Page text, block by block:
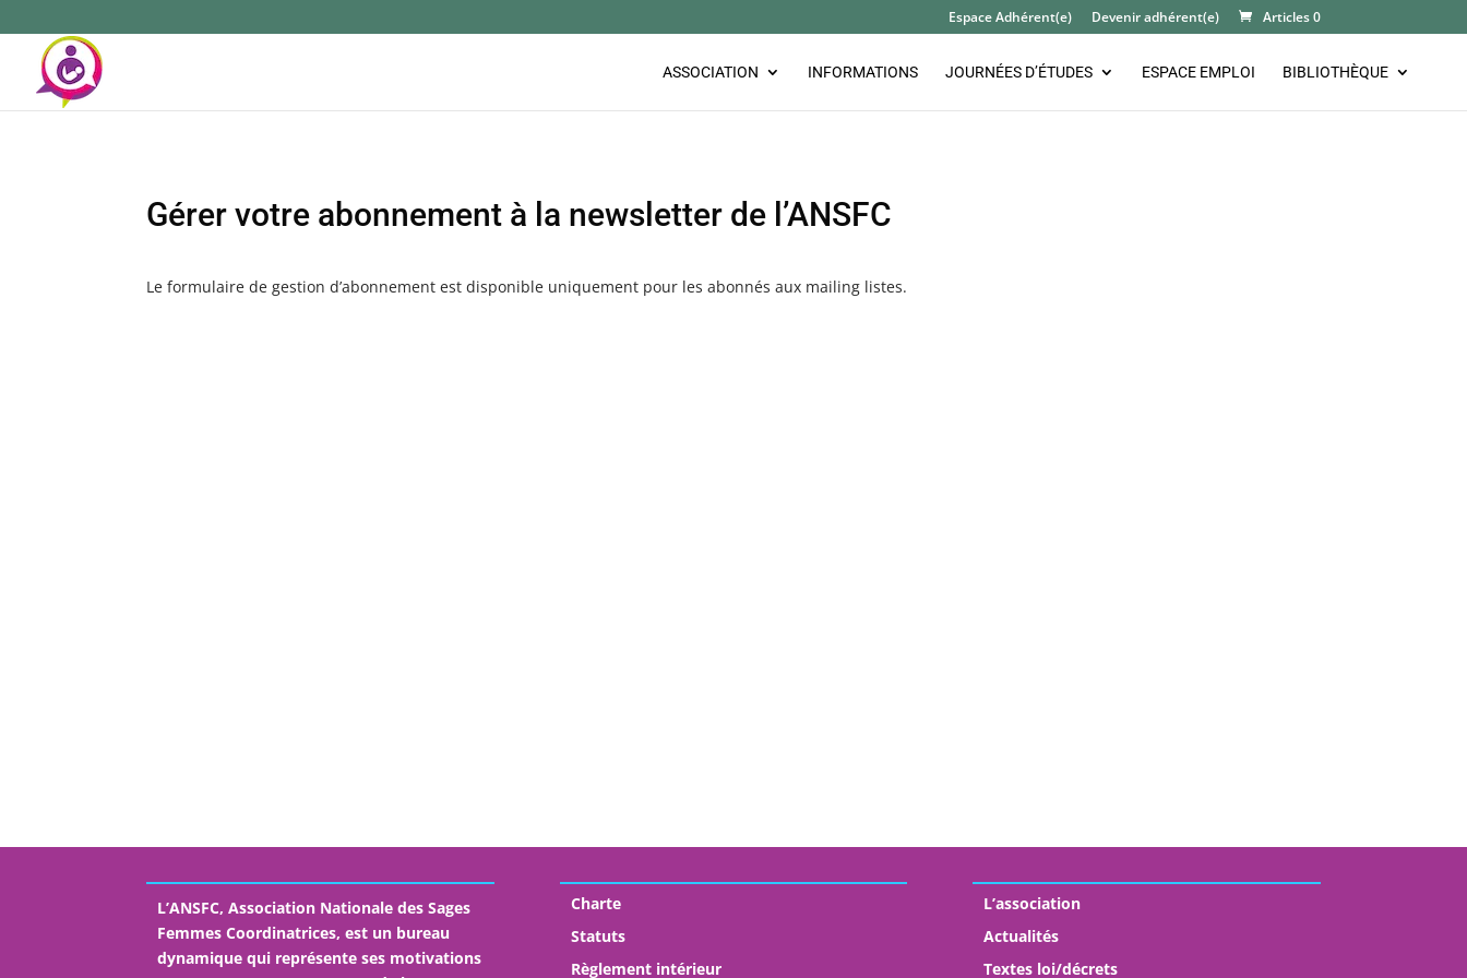
Espace Adhérent(e) Devenir adhérent(e) Articles 0
ASSOCIATION INFORMATIONS JOURNÉES D’ÉTUDES ESPACE EMPLOI BIBLIOTHÈQUE
Gérer votre abonnement à la newsletter de l’ANSFC
Le formulaire de gestion d’abonnement est disponible uniquement pour les abonnés aux mailing listes.
L’ANSFC, Association Nationale des Sages
Femmes Coordinatrices, est un bureau
dynamique qui représente ses motivations
Charte
Statuts
Règlement intérieur
L’association
Actualités
Textes loi/décrets